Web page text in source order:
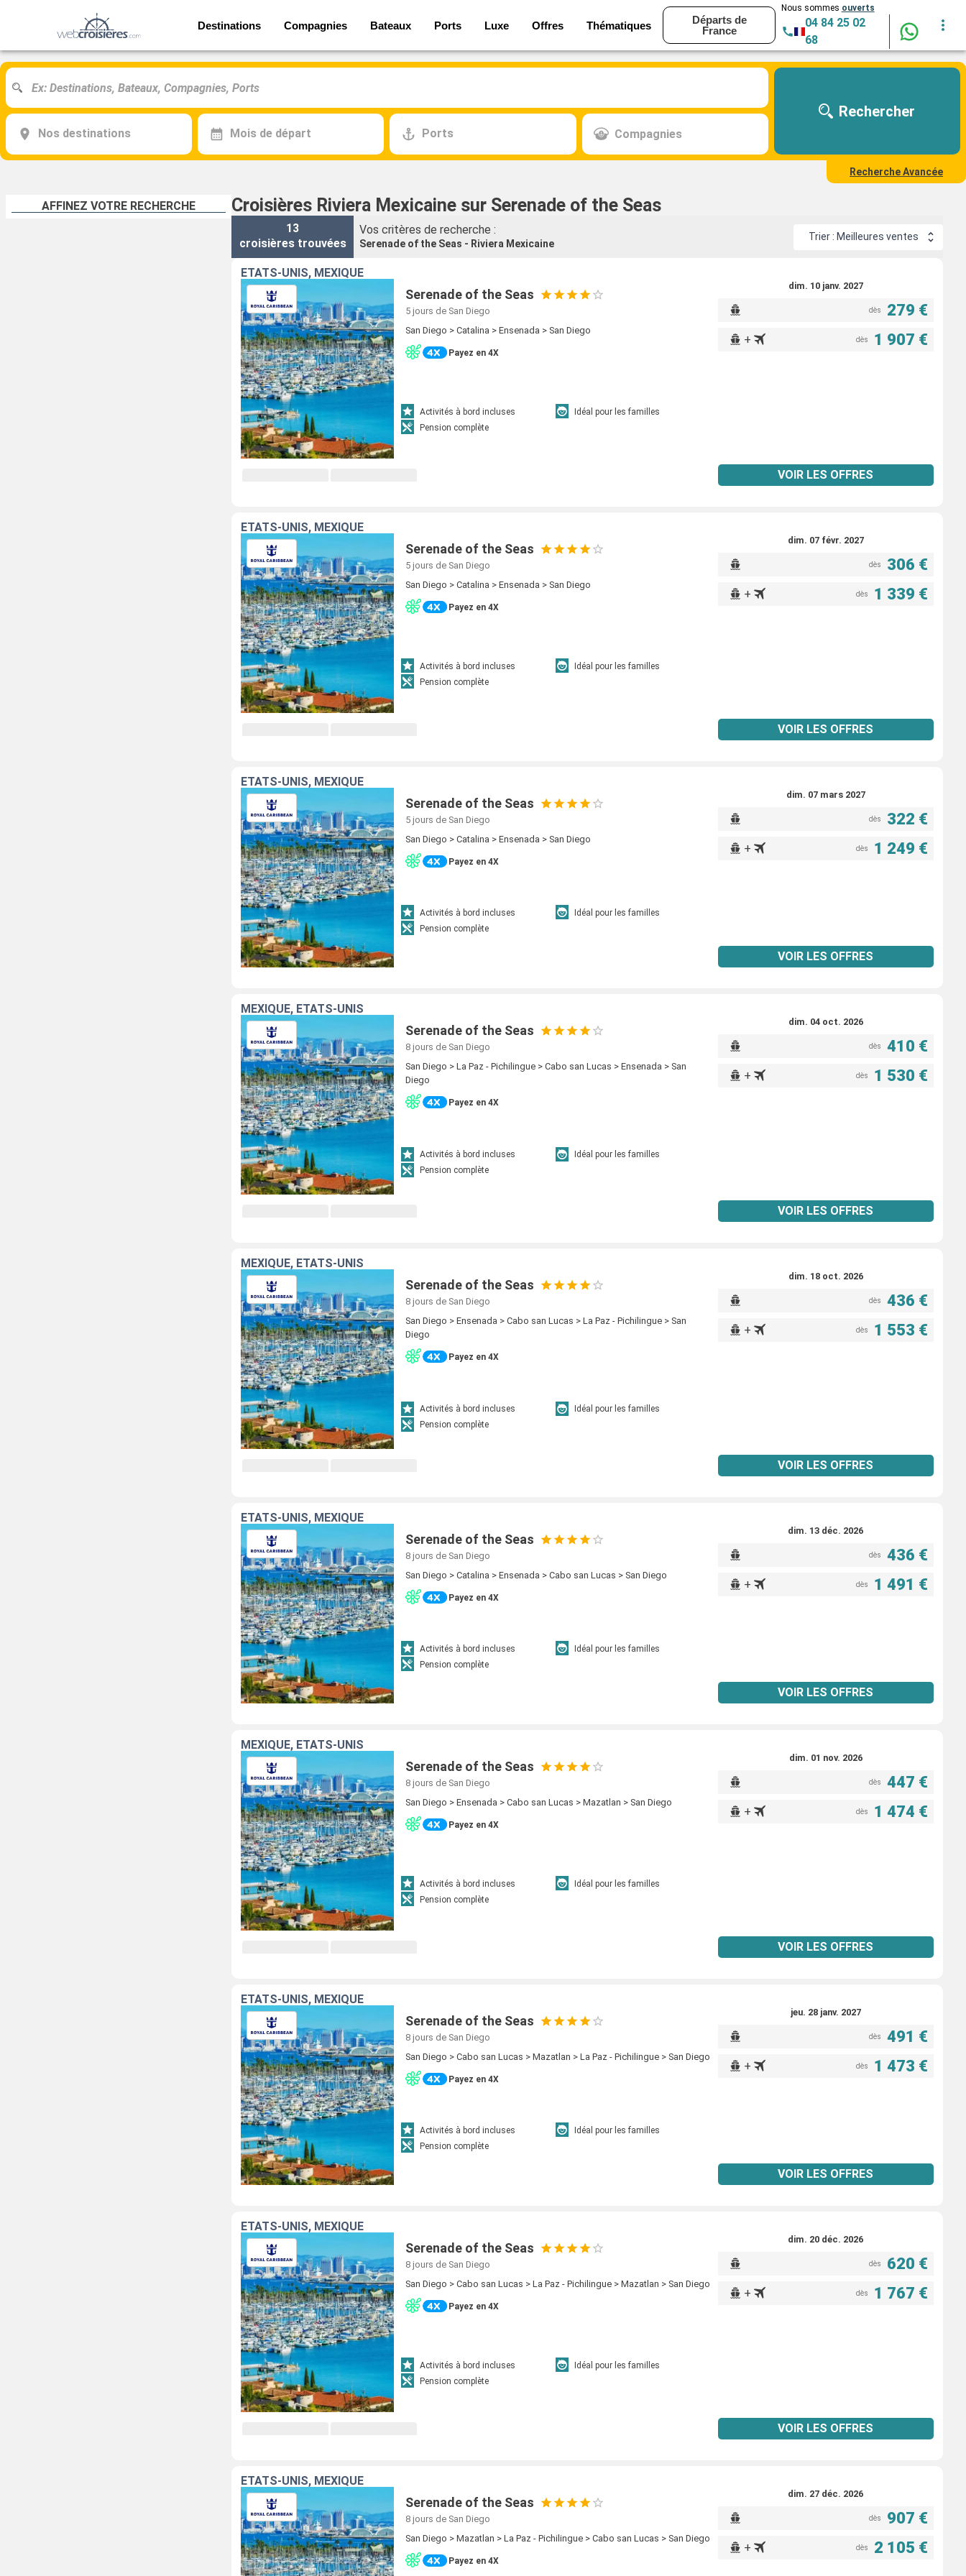
Destinations Compagnies Bateaux Ports Luxe Offres Thématiques
Départs de
France
Nous sommes ouverts
04 84 25 02
68
Nos destinations Mois de départ Ports Compagnies
Rechercher
Recherche Avancée
AFFINEZ VOTRE RECHERCHE Croisières Riviera Mexicaine sur Serenade of the Seas
13
croisières trouvées
Vos critères de recherche :
Serenade of the Seas - Riviera Mexicaine
Trier : Meilleures ventes
ÉTATS-UNIS, MEXIQUE
Serenade of the Seas
5 jours de San Diego
San Diego > Catalina > Ensenada > San Diego
Payez en 4X
Activités à bord incluses
Idéal pour les familles
Pension complète
dim. 10 janv. 2027
dès 279 €
+ dès 1 907 €
VOIR LES OFFRES
ÉTATS-UNIS, MEXIQUE
Serenade of the Seas
5 jours de San Diego
San Diego > Catalina > Ensenada > San Diego
Payez en 4X
Activités à bord incluses
Idéal pour les familles
Pension complète
dim. 07 févr. 2027
dès 306 €
+ dès 1 339 €
VOIR LES OFFRES
ÉTATS-UNIS, MEXIQUE
Serenade of the Seas
5 jours de San Diego
San Diego > Catalina > Ensenada > San Diego
Payez en 4X
Activités à bord incluses
Idéal pour les familles
Pension complète
dim. 07 mars 2027
dès 322 €
+ dès 1 249 €
VOIR LES OFFRES
MEXIQUE, ÉTATS-UNIS
Serenade of the Seas
8 jours de San Diego
San Diego > La Paz - Pichilingue > Cabo san Lucas > Ensenada > San
Diego
Payez en 4X
Activités à bord incluses
Idéal pour les familles
Pension complète
dim. 04 oct. 2026
dès 410 €
+ dès 1 530 €
VOIR LES OFFRES
MEXIQUE, ÉTATS-UNIS
Serenade of the Seas
8 jours de San Diego
San Diego > Ensenada > Cabo san Lucas > La Paz - Pichilingue > San
Diego
Payez en 4X
Activités à bord incluses
Idéal pour les familles
Pension complète
dim. 18 oct. 2026
dès 436 €
+ dès 1 553 €
VOIR LES OFFRES
ÉTATS-UNIS, MEXIQUE
Serenade of the Seas
8 jours de San Diego
San Diego > Catalina > Ensenada > Cabo san Lucas > San Diego
Payez en 4X
Activités à bord incluses
Idéal pour les familles
Pension complète
dim. 13 déc. 2026
dès 436 €
+ dès 1 491 €
VOIR LES OFFRES
MEXIQUE, ÉTATS-UNIS
Serenade of the Seas
8 jours de San Diego
San Diego > Ensenada > Cabo san Lucas > Mazatlan > San Diego
Payez en 4X
Activités à bord incluses
Idéal pour les familles
Pension complète
dim. 01 nov. 2026
dès 447 €
+ dès 1 474 €
VOIR LES OFFRES
ÉTATS-UNIS, MEXIQUE
Serenade of the Seas
8 jours de San Diego
San Diego > Cabo san Lucas > Mazatlan > La Paz - Pichilingue > San Diego
Payez en 4X
Activités à bord incluses
Idéal pour les familles
Pension complète
jeu. 28 janv. 2027
dès 491 €
+ dès 1 473 €
VOIR LES OFFRES
ÉTATS-UNIS, MEXIQUE
Serenade of the Seas
8 jours de San Diego
San Diego > Cabo san Lucas > La Paz - Pichilingue > Mazatlan > San Diego
Payez en 4X
Activités à bord incluses
Idéal pour les familles
Pension complète
dim. 20 déc. 2026
dès 620 €
+ dès 1 767 €
VOIR LES OFFRES
ÉTATS-UNIS, MEXIQUE
Serenade of the Seas
8 jours de San Diego
San Diego > Mazatlan > La Paz - Pichilingue > Cabo san Lucas > San Diego
Payez en 4X
dim. 27 déc. 2026
dès 907 €
+ dès 2 105 €